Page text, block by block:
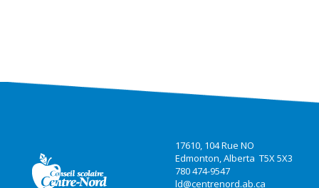
17610, 104 Rue NO
Edmonton, Alberta T5X 5X3
780 474-9547
ld@centrenord.ab.ca